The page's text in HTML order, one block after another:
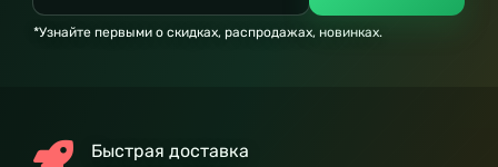
*Узнайте первыми о скидках, распродажах, новинках.
Быстрая доставка